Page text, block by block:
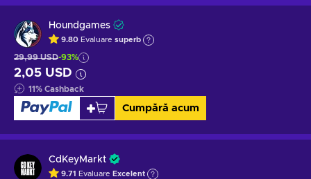
Houndgames
9.80 Evaluare superb
29,99 USD-93%
2,05 USD
11% Cashback
Cumpără acum
CdKeyMarkt
9.71 Evaluare Excelent